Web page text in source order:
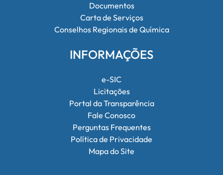
Documentos
Carta de Serviços
Conselhos Regionais de Química
INFORMAÇÕES
e-SIC
Licitações
Portal da Transparência
Fale Conosco
Perguntas Frequentes
Política de Privacidade
Mapa do Site